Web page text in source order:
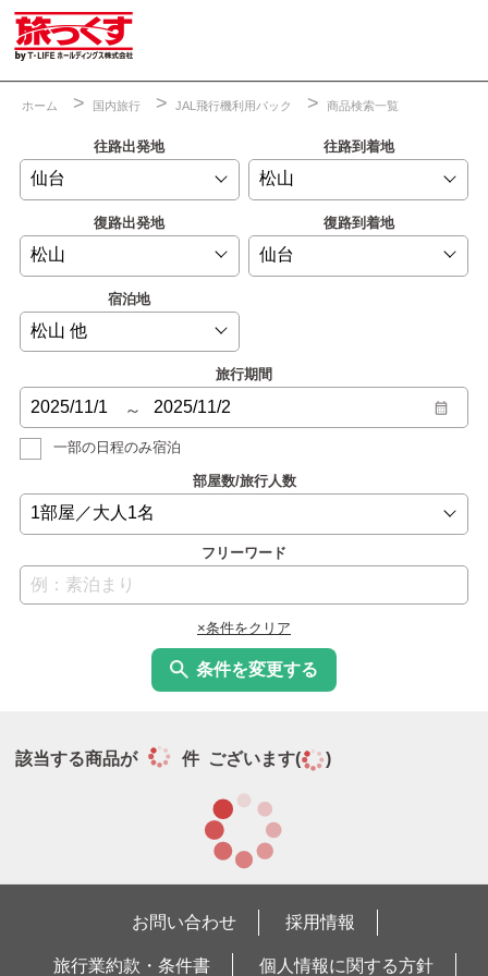
ホーム 国内旅行 JAL飛行機利用パック 商品検索一覧
往路出発地 往路到着地
復路出発地 復路到着地
宿泊地
旅行期間
～
一部の日程のみ宿泊
部屋数/旅行人数
フリーワード
条件を変更する
×条件をクリア
該当する商品が 件 ございます( )
お問い合わせ 採用情報
旅行業約款・条件書 個人情報に関する方針